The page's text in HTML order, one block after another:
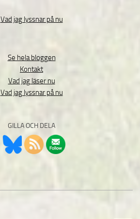
Vad jag lyssnar på nu
Se hela bloggen
Kontakt
Vad jag läser nu
Vad jag lyssnar på nu
GILLA OCH DELA